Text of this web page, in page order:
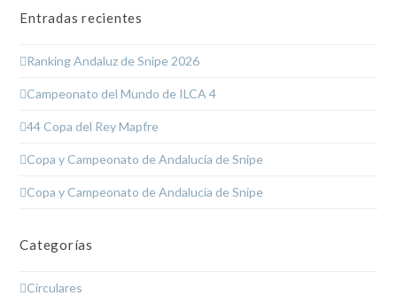
Entradas recientes
Ranking Andaluz de Snipe 2026
Campeonato del Mundo de ILCA 4
44 Copa del Rey Mapfre
Copa y Campeonato de Andalucía de Snipe
Copa y Campeonato de Andalucía de Snipe
Categorías
Circulares